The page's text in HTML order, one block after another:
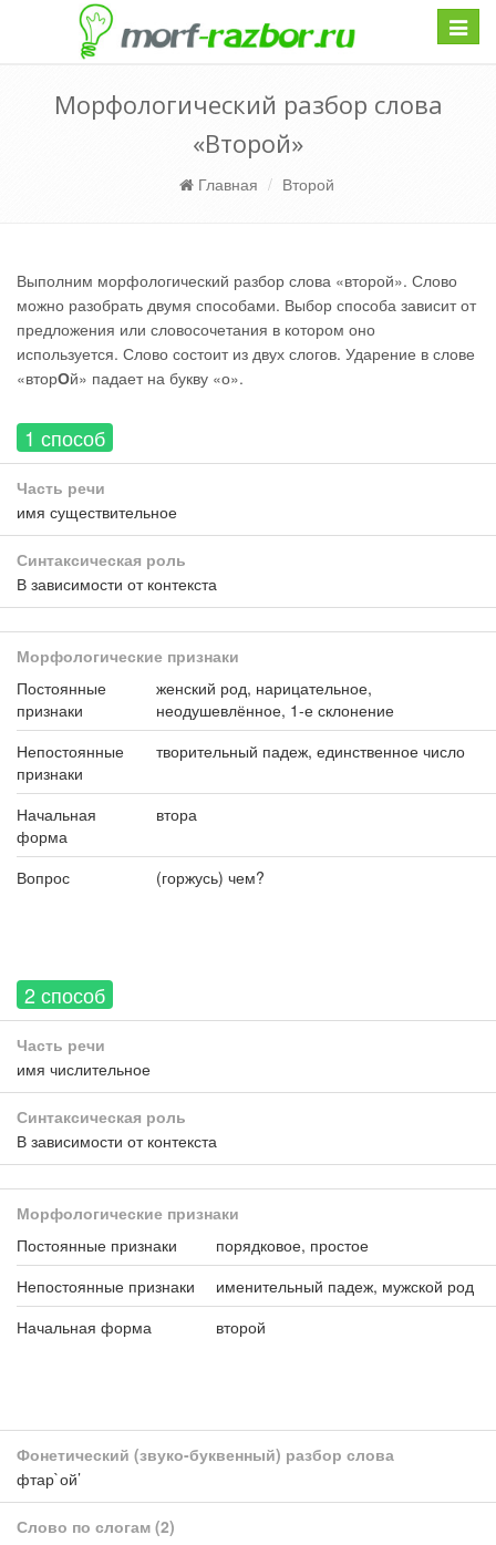
Морфологический разбор слова
«Второй»
Главная Второй
Выполним морфологический разбор слова «второй». Слово
можно разобрать двумя способами. Выбор способа зависит от
предложения или словосочетания в котором оно
используется. Слово состоит из двух слогов. Ударение в слове
«вторОй» падает на букву «о».
1 способ
Часть речи
имя существительное
Синтаксическая роль
В зависимости от контекста
Морфологические признаки
Постоянные
признаки
женский род, нарицательное,
неодушевлённое, 1-е склонение
Непостоянные
признаки
творительный падеж, единственное число
Начальная
форма
втора
Вопрос (горжусь) чем?
2 способ
Часть речи
имя числительное
Синтаксическая роль
В зависимости от контекста
Морфологические признаки
Постоянные признаки
порядковое, простое
Непостоянные признаки
именительный падеж, мужской род
Начальная форма
второй
Фонетический (звуко-буквенный) разбор слова
фтар`ой’
Слово по слогам (2)